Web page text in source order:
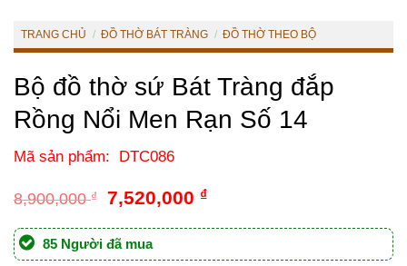
TRANG CHỦ / ĐỒ THỜ BÁT TRÀNG / ĐỒ THỜ THEO BỘ
Bộ đồ thờ sứ Bát Tràng đắp
Rồng Nổi Men Rạn Số 14
Mã sản phẩm: DTC086
8,900,000₫
Giá
là:
8,900,000 ₫.
7,520,000 ₫Giá
tại
85 Người đã mua